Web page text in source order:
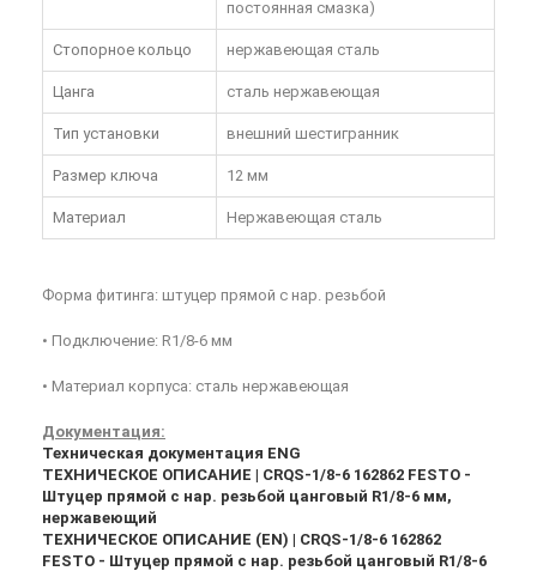
постоянная смазка)
Стопорное кольцо нержавеющая сталь
Цанга сталь нержавеющая
Тип установки внешний шестигранник
Размер ключа 12 мм
Материал Нержавеющая сталь
Форма фитинга: штуцер прямой с нар. резьбой
• Подключение: R1/8-6 мм
• Материал корпуса: сталь нержавеющая
Документация:
Техническая документация ENG
ТЕХНИЧЕСКОЕ ОПИСАНИЕ | CRQS-1/8-6 162862 FESTO -
Штуцер прямой с нар. резьбой цанговый R1/8-6 мм,
нержавеющий
ТЕХНИЧЕСКОЕ ОПИСАНИЕ (EN) | CRQS-1/8-6 162862
FESTO - Штуцер прямой с нар. резьбой цанговый R1/8-6